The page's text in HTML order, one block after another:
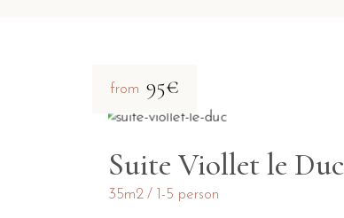
from 95€
Suite Viollet le Duc
35m2 1-5 person